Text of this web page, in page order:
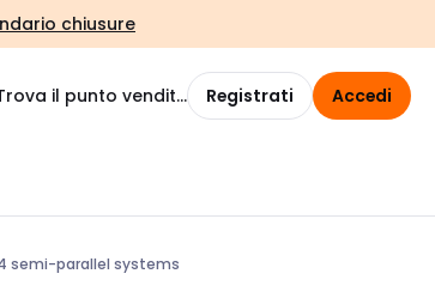
chiusure
il punto vendita Registrati Accedi
semi-parallel systems